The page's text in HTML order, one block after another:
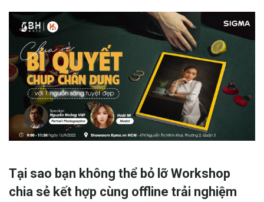
Tại sao bạn không thể bỏ lỡ Workshop
chia sẻ kết hợp cùng offline trải nghiệm